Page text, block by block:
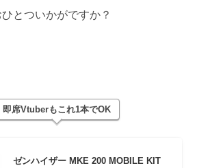
とついかがですか？
即席Vtuberもこれ1本でOK
ゼンハイザー MKE 200 MOBILE KIT